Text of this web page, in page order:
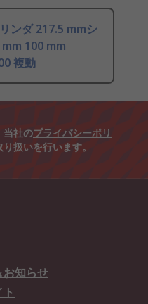
ンダ 217.5 mmシ
mm 100 mm
複動
当社のプライバシーポリ
扱いを行います。
お知らせ